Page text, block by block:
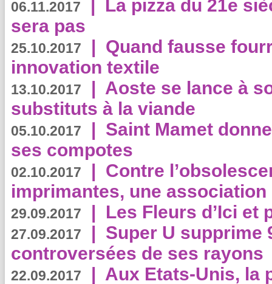
06.11.2017 | La pizza du 21e
sera pas
25.10.2017 | Quand fausse
innovation textile
13.10.2017 | Aoste se lance à
substituts à la viande
05.10.2017 | Saint Mamet
ses compotes
02.10.2017 | Contre
imprimantes, une
29.09.2017 | Les Fleurs d’Ici et
27.09.2017 | Super U supprime
controversées de ses rayons
22.09.2017 | Aux Etats-Unis, la